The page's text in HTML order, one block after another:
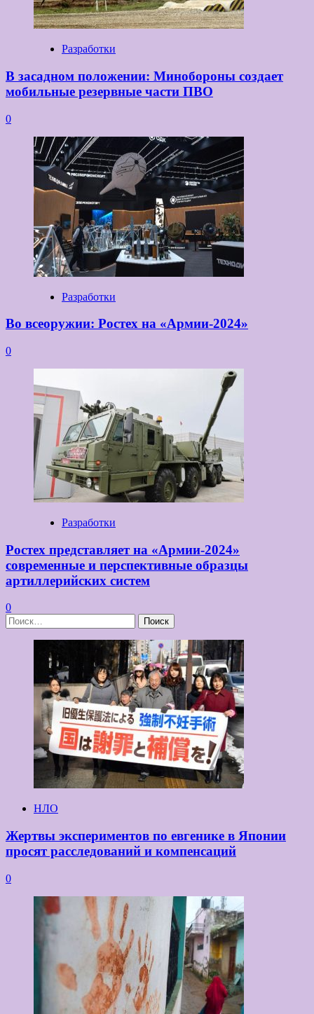
Разработки
В засадном положении: Минобороны создает
мобильные резервные части ПВО
0
Разработки
Во всеоружии: Ростех на «Армии-2024»
0
Разработки
Ростех представляет на «Армии-2024»
современные и перспективные образцы
артиллерийских систем
0
Найти:
НЛО
Жертвы экспериментов по евгенике в Японии
просят расследований и компенсаций
0